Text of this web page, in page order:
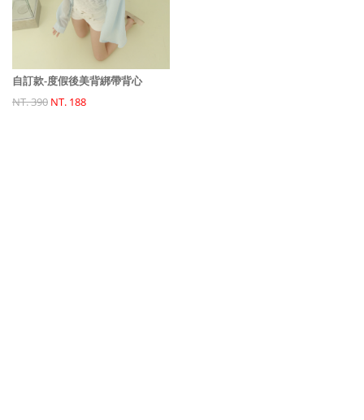
自訂款-度假後美背綁帶背心
NT. 390 NT. 188